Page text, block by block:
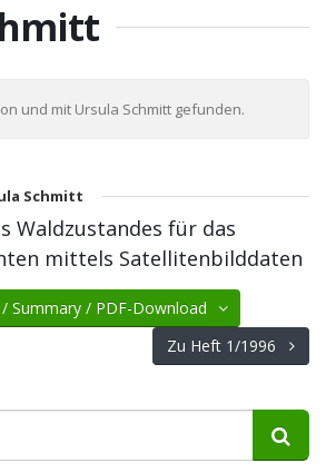
und mit Ursula Schmitt gefunden.
Schmitt
Waldzustandes für das
mittels Satellitenbilddaten
/ Summary / PDF-Download
Zu Heft 1/1996